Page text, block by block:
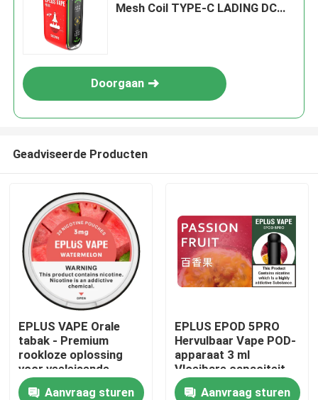
Thuis
Mesh Coil TYPE-C LADING DC
Doorgaan
Geadviseerde Producten
EPLUS VAPE Orale
tabak - Premium
rookloze oplossing
voor veeleisende
professionals
Aanvraag sturen
EPLUS EPOD 5PRO
Hervulbaar Vape POD-
apparaat 3 ml
Vloeibare capaciteit
20 mg/ml Nicotine
Aanvraag sturen